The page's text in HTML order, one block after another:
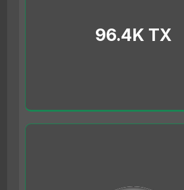
96.4K TX